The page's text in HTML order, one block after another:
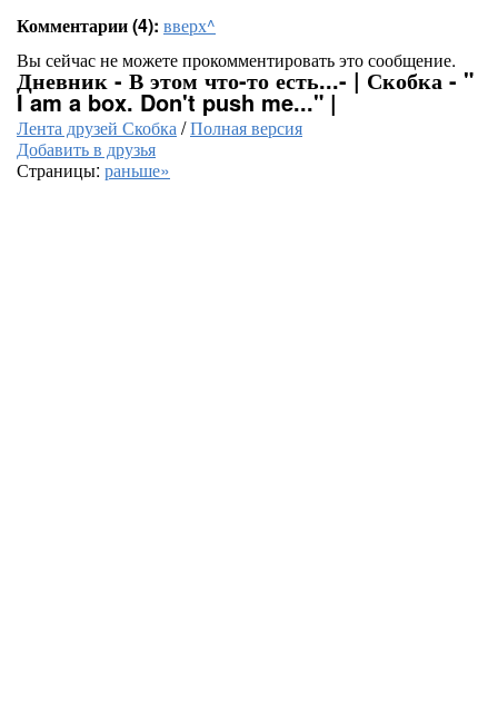
Комментарии (4): вверх^
Вы сейчас не можете прокомментировать это сообщение.
Дневник - В этом что-то есть...- | Скобка - "
I am a box. Don't push me..." |
Лента друзей Скобка/Полная версия
Добавить в друзья
Страницы: раньше»